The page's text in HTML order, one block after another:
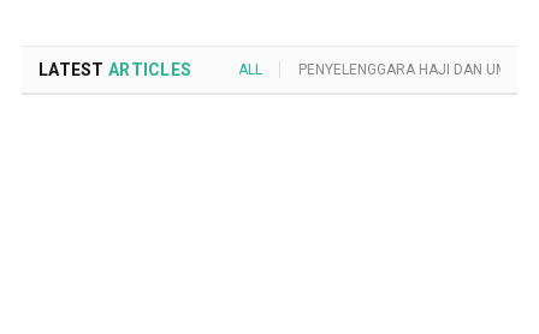
LATEST ARTICLES ALL PENYELENGGARA HAJI DAN UMROH